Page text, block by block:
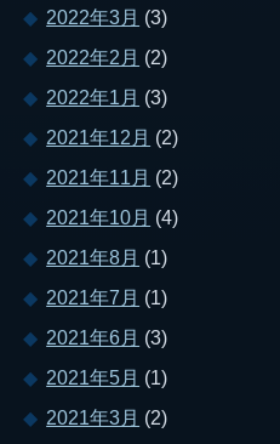
2022年3月 (3)
2022年2月 (2)
2022年1月 (3)
2021年12月 (2)
2021年11月 (2)
2021年10月 (4)
2021年8月 (1)
2021年7月 (1)
2021年6月 (3)
2021年5月 (1)
2021年3月 (2)